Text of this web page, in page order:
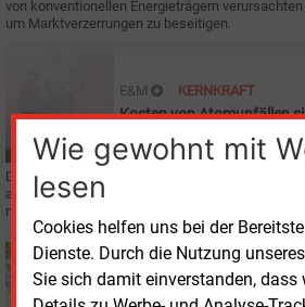
Wie gewohnt mit
lesen
Cookies helfen uns bei der
Dienste. Durch die Nutzung
Sie sich damit einverstanden, dass
von konventionellen Energieträgern
um Marktverzerrungen zu beseitigen.
E&M KERNKRAFT
Kosten von Atomunfällen
abgesichert
Die Atomkraftwerke in Deutschlands
allesamt nicht ausreichend versichert, um die
nuklearen Unfalls zu decken.
E&M STROMPREIS
Industrie spart 17 Mrd.